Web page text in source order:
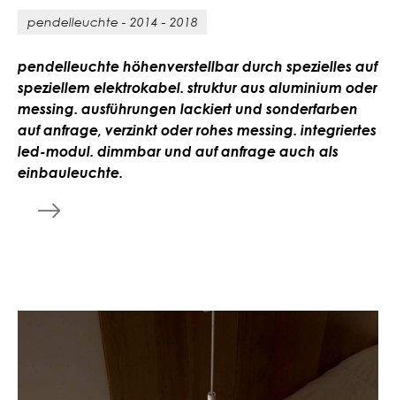
pendelleuchte - 2014 - 2018
pendelleuchte höhenverstellbar durch spezielles auf
speziellem elektrokabel. struktur aus aluminium oder
messing. ausführungen lackiert und sonderfarben
auf anfrage, verzinkt oder rohes messing. integriertes
led-modul. dimmbar und auf anfrage auch als
einbauleuchte.